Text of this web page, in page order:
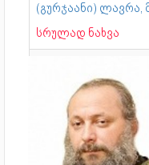
(გურჯაანი) ლავრა,
სრულად ნახვა